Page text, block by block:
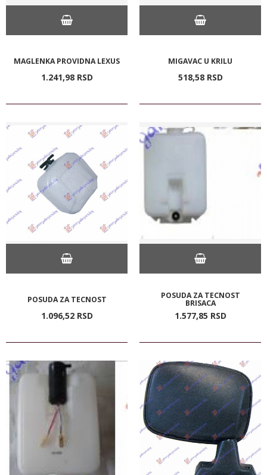
MAGLENKA PROVIDNA LEXUS
1.241,98 RSD
MIGAVAC U KRILU
518,58 RSD
POSUDA ZA TECNOST
1.096,52 RSD
POSUDA ZA TECNOST
BRISACA
1.577,85 RSD